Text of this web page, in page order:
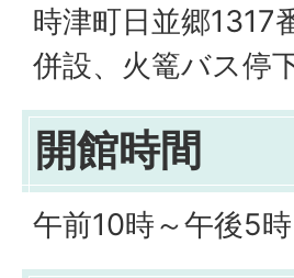
時津町日並郷1317
併設、火篭バス停
開館時間
午前10時～午後5時